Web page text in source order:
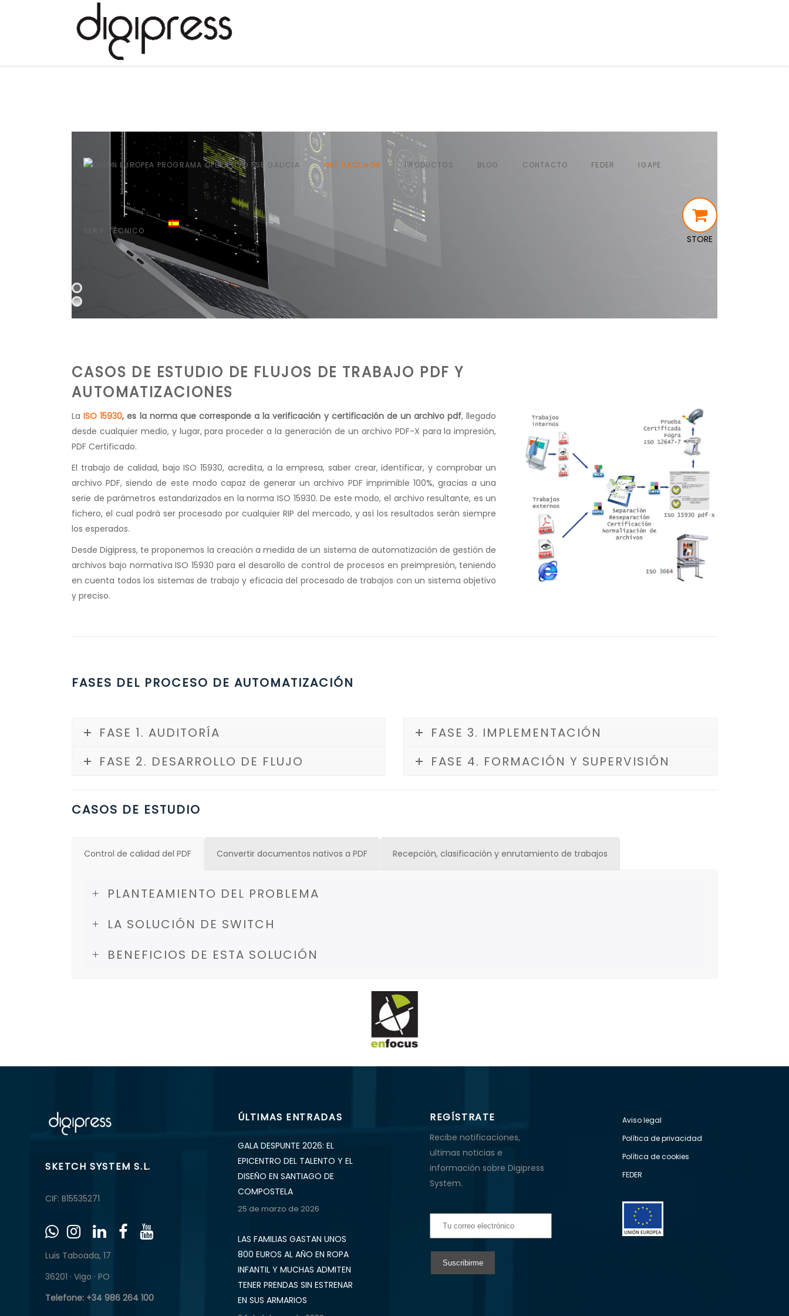
QUÉ HACEMOS PRODUCTOS BLOG CONTACTO FEDER IGAPE
SERV. TÉCNICO
STORE
CASOS DE ESTUDIO DE FLUJOS DE TRABAJO PDF Y
AUTOMATIZACIONES
LaISO 15930, es la norma que corresponde a la verificación y certificación de un archivo pdf, llegado
desde cualquier medio, y lugar, para proceder a la generación de un archivo PDF-X para la impresión,
PDF Certificado.
El trabajo de calidad, bajo ISO 15930, acredita, a la empresa, saber crear, identificar, y comprobar un
archivo PDF, siendo de este modo capaz de generar un archivo PDF imprimible 100%, gracias a una
serie de parámetros estandarizados en la norma ISO 15930. De este modo, el archivo resultante, es un
fichero, el cual podrá ser procesado por cualquier RIP del mercado, y así los resultados serán siempre
los esperados.
Desde Digipress, te proponemos la creación a medida de un sistema de automatización de gestión de
archivos bajo normativa ISO 15930 para el desarollo de control de procesos en preimpresión, teniendo
en cuenta todos los sistemas de trabajo y eficacia del procesado de trabajos con un sistema objetivo
y preciso.
FASES DEL PROCESO DE AUTOMATIZACIÓN
FASE 1. AUDITORÍA
FASE 2. DESARROLLO DE FLUJO
FASE 3. IMPLEMENTACIÓN
FASE 4. FORMACIÓN Y SUPERVISIÓN
CASOS DE ESTUDIO
Control de calidad del PDF Convertir documentos nativos a PDF Recepción, clasificación y enrutamiento de trabajos
PLANTEAMIENTO DEL PROBLEMA
LA SOLUCIÓN DE SWITCH
BENEFICIOS DE ESTA SOLUCIÓN
SKETCH SYSTEM S.L.
CIF: B15535271
Luis Taboada, 17
36201 · Vigo · PO
Telefone: +34 986 264 100
ÚLTIMAS ENTRADAS
GALA DESPUNTE 2026: EL
EPICENTRO DEL TALENTO Y EL
DISEÑO EN SANTIAGO DE
COMPOSTELA
25 de marzo de 2026
LAS FAMILIAS GASTAN UNOS
800 EUROS AL AÑO EN ROPA
INFANTIL Y MUCHAS ADMITEN
TENER PRENDAS SIN ESTRENAR
EN SUS ARMARIOS
REGÍSTRATE
Recibe notificaciones,
ultimas noticias e
información sobre Digipress
System.
Aviso legal
Política de privacidad
Política de cookies
FEDER